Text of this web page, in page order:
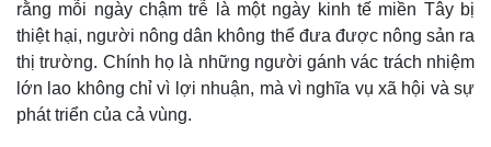
Thế giới
Quan sát
Multimedia
rằng mỗi ngày chậm trễ là một ngày kinh tế miền Tây bị
thiệt hại, người nông dân không thể đưa được nông sản ra
thị trường. Chính họ là những người gánh vác trách nhiệm
lớn lao không chỉ vì lợi nhuận, mà vì nghĩa vụ xã hội và sự
phát triển của cả vùng.